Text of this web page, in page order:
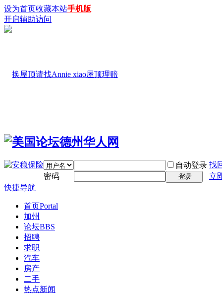
设为首页收藏本站手机版
开启辅助访问
自动登录 找
密码
登录
立
快捷导航
首页Portal
加州
论坛BBS
招聘
求职
汽车
房产
二手
热点新闻